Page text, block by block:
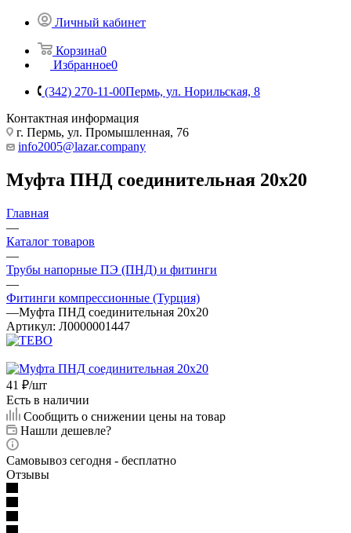
Личный кабинет
Корзина0
Избранное0
(342) 270-11-00Пермь, ул. Норильская, 8
Контактная информация
г. Пермь, ул. Промышленная, 76
info2005@lazar.company
Муфта ПНД соединительная 20х20
Главная
—
Каталог товаров
—
Трубы напорные ПЭ (ПНД) и фитинги
—
Фитинги компрессионные (Турция)
—Муфта ПНД соединительная 20х20
Артикул: Л0000001447
41 ₽/шт
Есть в наличии
Сообщить о снижении цены на товар
Нашли дешевле?
Самовывоз сегодня - бесплатно
Отзывы